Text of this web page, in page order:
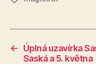
←
Úplná uzavírka
Saská a 5. května